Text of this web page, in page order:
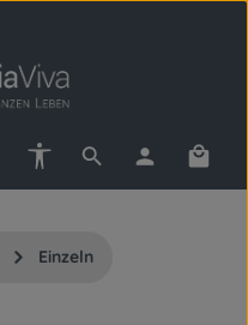
Werkzeugleiste anzeigen
Einzeln